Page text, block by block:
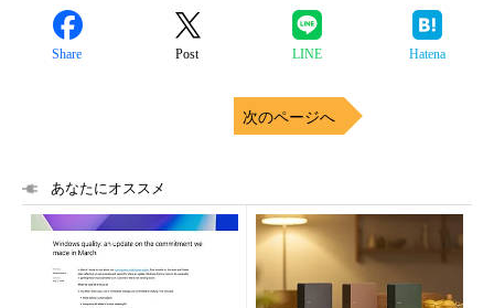
Share Post LINE Hatena
次のページへ
あなたにオススメ